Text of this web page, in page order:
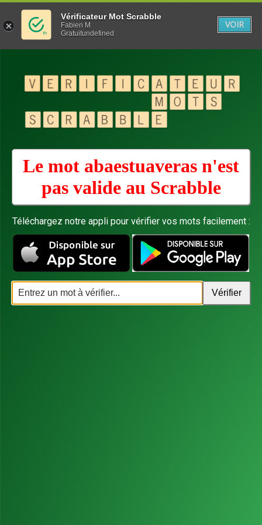
Le mot abaestuaveras n'est
pas valide au Scrabble
Téléchargez notre appli pour vérifier vos mots facilement :
Vérificateur Mot Scrabble
Fabien M
Gratuitundefined
VOIR